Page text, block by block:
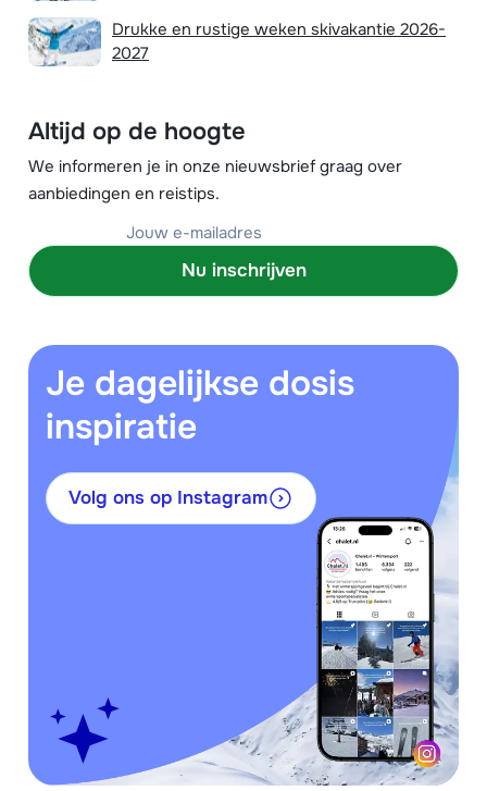
Drukke en rustige weken skivakantie 2026-
2027
Altijd op de hoogte
We informeren je in onze nieuwsbrief graag over
aanbiedingen en reistips.
Nu inschrijven
Je dagelijkse dosis
inspiratie
Volg ons op Instagram